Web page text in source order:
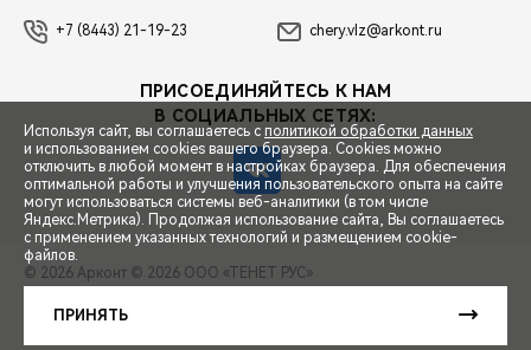
СПЕЦПРЕДЛОЖЕНИЯ
ЗАПИСЬ НА ТЕСТ-ДРАЙВ
+7 (8443) 21-19-23 chery.vlz@arkont.ru
ПРИСОЕДИНЯЙТЕСЬ К НАМ
В СОЦИАЛЬНЫХ СЕТЯХ:
© 2026 Арконт © 2026 ООО «ТЕНЕТ РУС»
Сделано в ПЕРКС
Используя сайт, вы соглашаетесь с политикой обработки данных
и использованием cookies вашего браузера. Cookies можно
отключить в любой момент в настройках браузера. Для обеспечения
оптимальной работы и улучшения пользовательского опыта на сайте
могут использоваться системы веб-аналитики (в том числе
Яндекс.Метрика). Продолжая использование сайта, Вы соглашаетесь
с применением указанных технологий и размещением cookie-
файлов.
ПРИНЯТЬ